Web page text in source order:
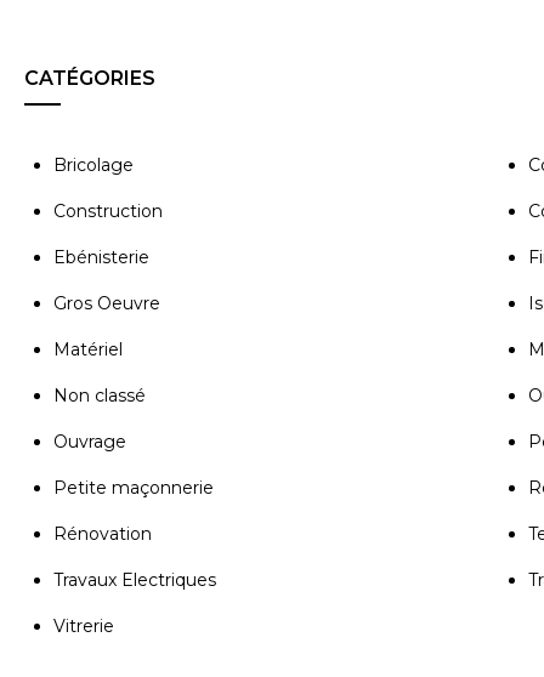
CATÉGORIES
Bricolage
Construction
Ebénisterie
Gros Oeuvre
Matériel
Non classé
Ouvrage
Petite maçonnerie
Rénovation
Travaux Electriques
Vitrerie